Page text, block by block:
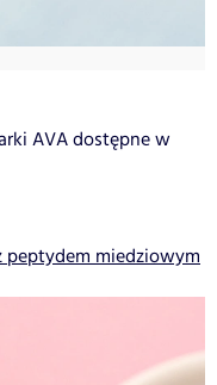
AVA dostępne w
peptydem miedziowym